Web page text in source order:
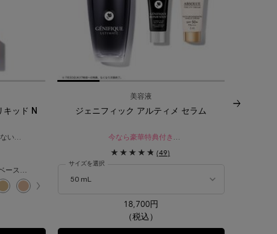
キッド N
い​
ェア リキッド N、1/14
ウェア リキッド N、2/14
ェード のカラー タンイドル ウルトラ ウェア リキッド N、3/14
の少し明るいシェード のカラー タンイドル ウルトラ ウェア リキッド N、4/14
ンイドル ウルトラ ウェア リキッド N、5/14
タンイドル ウルトラ ウェア リキッド N、6/14
ェード のカラー タンイドル ウルトラ ウェア リキッド N、7/14
ェード のカラー タンイドル ウルトラ ウェア リキッド N、8/14
のバランスが取れた少し明るいシェード のカラー タンイドル ウルトラ ウェア リ
ュートラルベースの少し明るいシェード） のカラー タンイドル ウルトラ ウェア リ
ーとオークルのバランスが取れた自然な明るさのシェード のカラー タンイドル ウ
みニュートラルベースの健康的な明るさのシェード のカラー タンイドル ウルトラ
選択済み
BO-04 ニュートラルベースの、自然な明るさのシェード のカラー タンイドル ウル
選択済み
PO-03 ピンクオークルの自然な明るさのシェード のカラー タンイドル ウル
美容液
ジェニフィック アルティメ セラム
今なら豪華特典付き​
瞬間*¹。絶え間ないダメージ*²を立て直す。
生まれ変わったような、なめらかでハリを感じる肌
(49)
サイズを選択
18,700円
（税込）